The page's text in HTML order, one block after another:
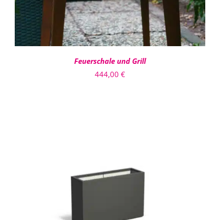
Feuerschale und Grill
444,00 €
AUSFÜHRUNG WÄHLEN
PRODUKT
WEIST